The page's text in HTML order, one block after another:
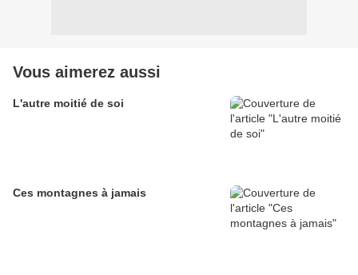
Vous aimerez aussi
L'autre moitié de soi
Ces montagnes à jamais